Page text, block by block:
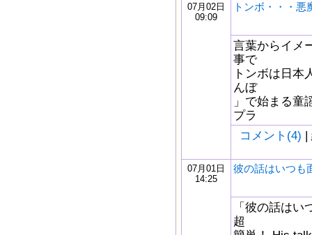
07月02日
09:09
トンボ・・・悪
言葉からイメ
事で
トンボは日本
んぼ
」で始まる童
プラ
コメント(4) |
07月01日
14:25
彼の話はいつも
「彼の話は
超